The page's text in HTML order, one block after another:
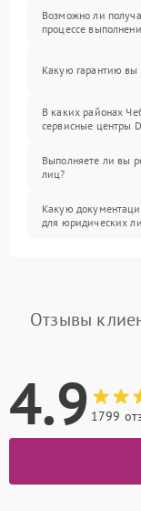
Возможно ли
процессе
Какую гарантию вы
В каких районах
сервисные центры
Выполняете ли вы
лиц?
Какую
для юридических
Отзывы
4.9 1799